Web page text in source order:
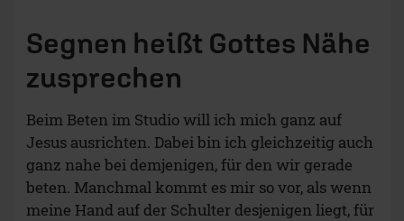
Segnen heißt Gottes Nähe
zusprechen
Beim Beten im Studio will ich mich ganz auf
Jesus ausrichten. Dabei bin ich gleichzeitig auch
ganz nahe bei demjenigen, für den wir gerade
beten. Manchmal kommt es mir so vor, als wenn
meine Hand auf der Schulter desjenigen liegt, für